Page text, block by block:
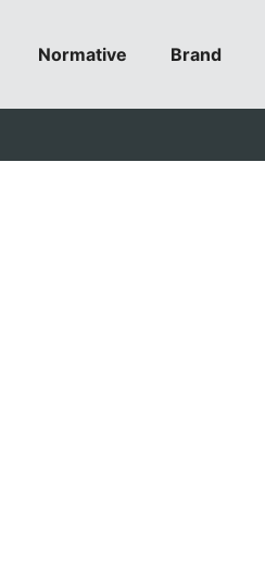
Normative Brand